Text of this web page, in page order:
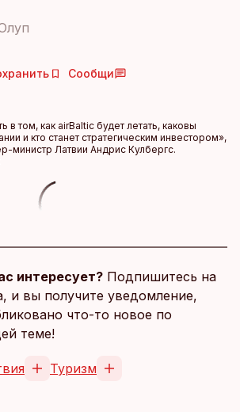
Сообщи
в том, как airBaltic будет летать, каковы
и кто станет стратегическим инвестором»,
министр Латвии Андрис Кулбергс.
интересует? Подпишитесь на
и вы получите уведомление,
что-то новое по
теме!
Туризм